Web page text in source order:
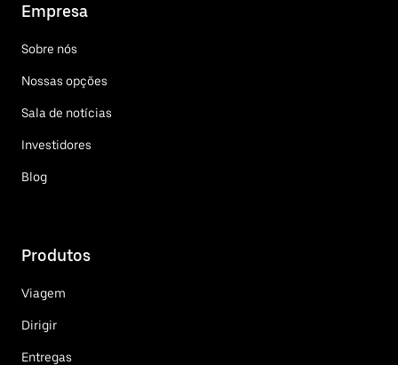
Empresa
Sobre nós
Nossas opções
Sala de notícias
Investidores
Blog
Produtos
Viagem
Dirigir
Entregas